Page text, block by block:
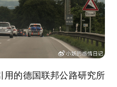
用的德国联邦公路研究所